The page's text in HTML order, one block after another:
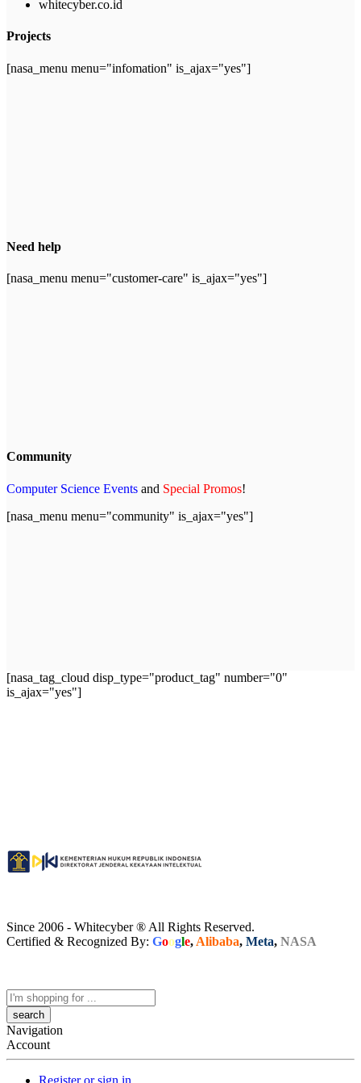
whitecyber.co.id
Projects
[nasa_menu menu="infomation" is_ajax="yes"]
Need help
[nasa_menu menu="customer-care" is_ajax="yes"]
Community
Computer Science Events and Special Promos!
[nasa_menu menu="community" is_ajax="yes"]
[nasa_tag_cloud disp_type="product_tag" number="0"
is_ajax="yes"]
Since 2006 - Whitecyber ® All Rights Reserved.
Certified & Recognized By: Google, Alibaba, Meta, NASA
Search
here
Navigation
Account
Register or sign in